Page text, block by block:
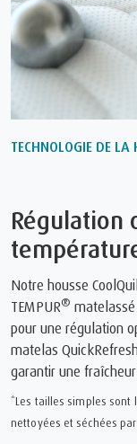
TECHNOLOGIE DE LA
Régulation
Notre housse
TEMPUR®
pour une régulation
matelas QuickRefresh
garantir une
*Les tailles simples sont
nettoyées et séchées